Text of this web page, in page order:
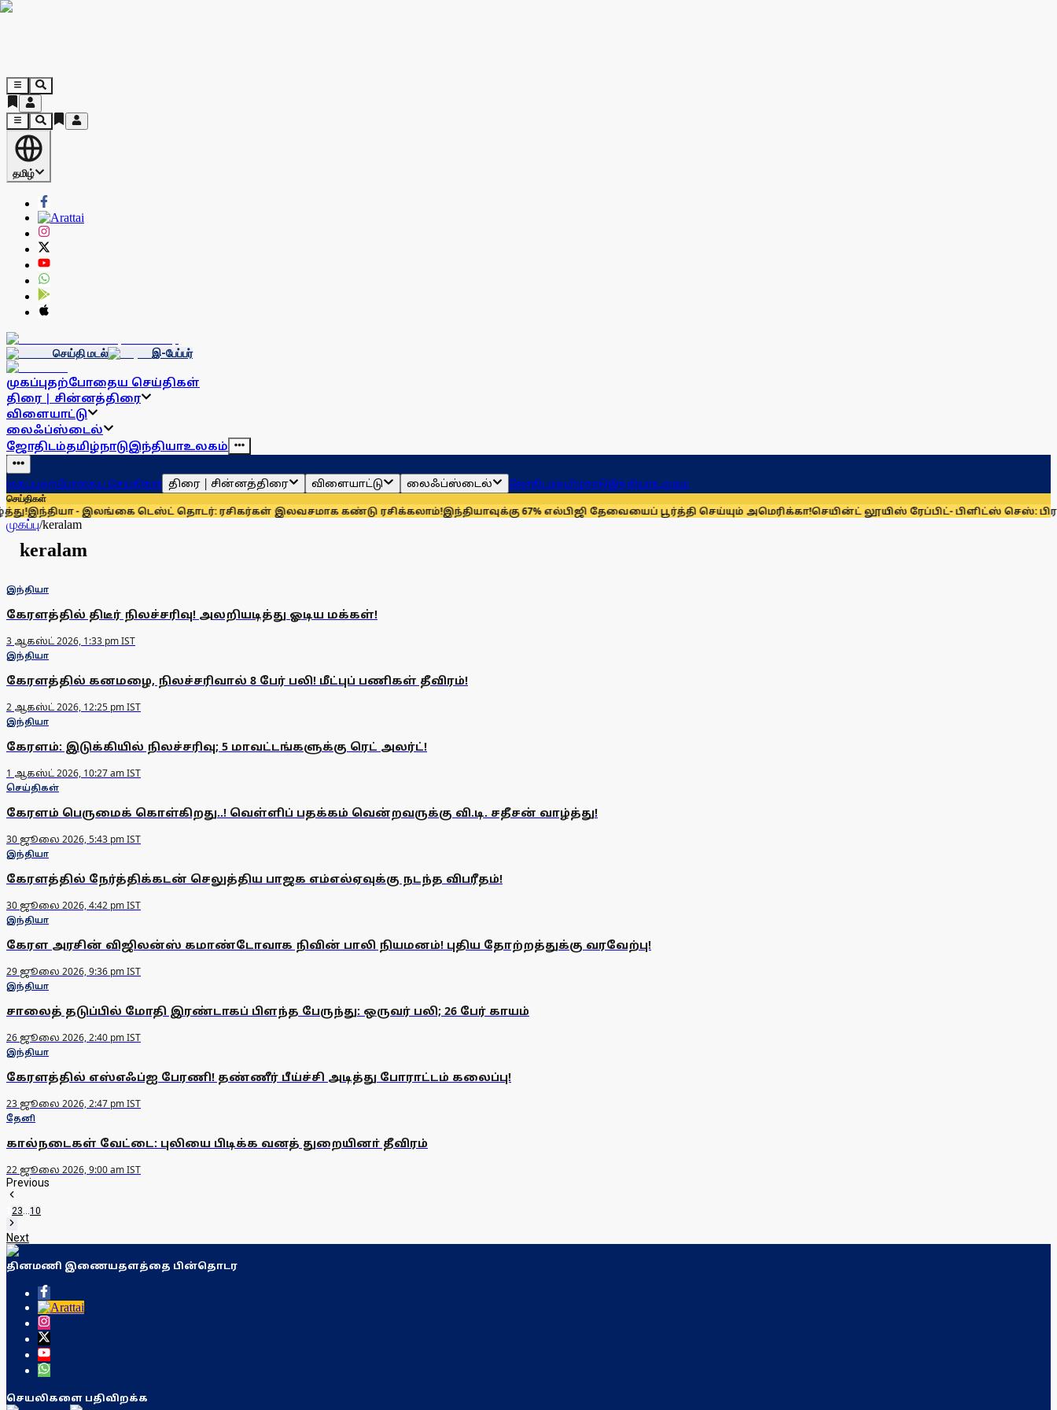
தமிழ்
செய்தி மடல் இ-பேப்பர்
முகப்புதற்போதைய செய்திகள்
திரை | சின்னத்திரை
விளையாட்டு
லைஃப்ஸ்டைல்
ஜோதிடம்தமிழ்நாடுஇந்தியாஉலகம்
முகப்புதற்போதைய செய்திகள் திரை | சின்னத்திரை விளையாட்டு லைஃப்ஸ்டைல் ஜோதிடம்தமிழ்நாடுஇந்தியாஉலகம்
செய்திகள்
இந்தியா - இலங்கை டெஸ்ட் தொடர்: ரசிகர்கள் இலவசமாக கண்டு ரசிக்கலாம்!இந்தியாவுக்கு 67% எல்பிஜி தேவையைப் பூர்த்தி செய்யும் அமெரிக்கா!செயின்ட் லூயிஸ் ரேப்பிட்- பிளிட்ஸ் செஸ்:
முகப்பு/keralam
keralam
இந்தியா
கேரளத்தில் திடீர் நிலச்சரிவு! அலறியடித்து ஓடிய மக்கள்!
3 ஆகஸ்ட் 2026, 1:33 pm IST
இந்தியா
கேரளத்தில் கனமழை, நிலச்சரிவால் 8 பேர் பலி! மீட்புப் பணிகள் தீவிரம்!
2 ஆகஸ்ட் 2026, 12:25 pm IST
இந்தியா
கேரளம்: இடுக்கியில் நிலச்சரிவு; 5 மாவட்டங்களுக்கு ரெட் அலர்ட்!
1 ஆகஸ்ட் 2026, 10:27 am IST
செய்திகள்
கேரளம் பெருமைக் கொள்கிறது..! வெள்ளிப் பதக்கம் வென்றவருக்கு வி.டி. சதீசன் வாழ்த்து!
30 ஜூலை 2026, 5:43 pm IST
இந்தியா
கேரளத்தில் நேர்த்திக்கடன் செலுத்திய பாஜக எம்எல்ஏவுக்கு நடந்த விபரீதம்!
30 ஜூலை 2026, 4:42 pm IST
இந்தியா
கேரள அரசின் விஜிலன்ஸ் கமாண்டோவாக நிவின் பாலி நியமனம்! புதிய தோற்றத்துக்கு வரவேற்பு!
29 ஜூலை 2026, 9:36 pm IST
இந்தியா
சாலைத் தடுப்பில் மோதி இரண்டாகப் பிளந்த பேருந்து: ஒருவர் பலி; 26 பேர் காயம்
26 ஜூலை 2026, 2:40 pm IST
இந்தியா
கேரளத்தில் எஸ்எஃப்ஐ பேரணி! தண்ணீர் பீய்ச்சி அடித்து போராட்டம் கலைப்பு!
23 ஜூலை 2026, 2:47 pm IST
தேனி
கால்நடைகள் வேட்டை: புலியை பிடிக்க வனத் துறையினா் தீவிரம்
22 ஜூலை 2026, 9:00 am IST
Previous
23...10
Next
தினமணி இணையதளத்தை பின்தொடர
செயலிகளை பதிவிறக்க